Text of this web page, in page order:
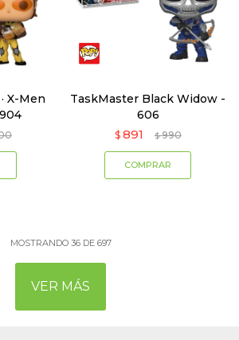
X-Men
TaskMaster Black Widow -
606
$ 891 $ 990
MOSTRANDO 36DE 697
VER MÁS